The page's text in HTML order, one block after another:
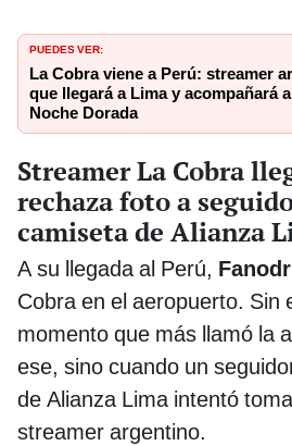
PUEDES VER:
La Cobra viene a Perú: streamer
que llegará a Lima y acompañará
Noche Dorada
Streamer La Cobra
rechaza foto a
camiseta de Alianza
A su llegada al Perú,
Cobra en el aeropuerto. Sin
momento que más llamó la
ese, sino cuando un
de Alianza Lima intentó
streamer argentino.